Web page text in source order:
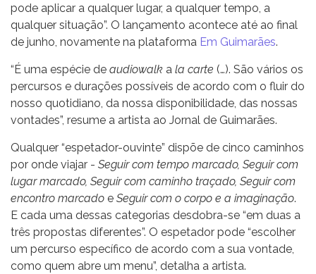
pode aplicar a qualquer lugar, a qualquer tempo, a
qualquer situação”. O lançamento acontece até ao final
de junho, novamente na plataforma Em Guimarães.
“É uma espécie de audiowalk a la carte (…). São vários os
percursos e durações possíveis de acordo com o fluir do
nosso quotidiano, da nossa disponibilidade, das nossas
vontades”, resume a artista ao Jornal de Guimarães.
Qualquer “espetador-ouvinte” dispõe de cinco caminhos
por onde viajar - Seguir com tempo marcado, Seguir com
lugar marcado, Seguir com caminho traçado, Seguir com
encontro marcado e Seguir com o corpo e a imaginação.
E cada uma dessas categorias desdobra-se “em duas a
três propostas diferentes”. O espetador pode “escolher
um percurso específico de acordo com a sua vontade,
como quem abre um menu”, detalha a artista.